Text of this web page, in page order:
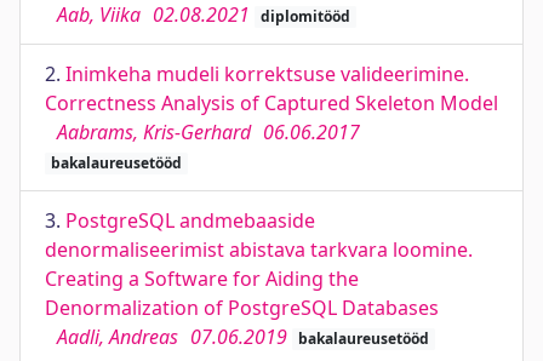
Aab, Viika 02.08.2021 diplomitööd
2. Inimkeha mudeli korrektsuse valideerimine.
Correctness Analysis of Captured Skeleton Model
Aabrams, Kris-Gerhard 06.06.2017
bakalaureusetööd
3. PostgreSQL andmebaaside
denormaliseerimist abistava tarkvara loomine.
Creating a Software for Aiding the
Denormalization of PostgreSQL Databases
Aadli, Andreas 07.06.2019 bakalaureusetööd